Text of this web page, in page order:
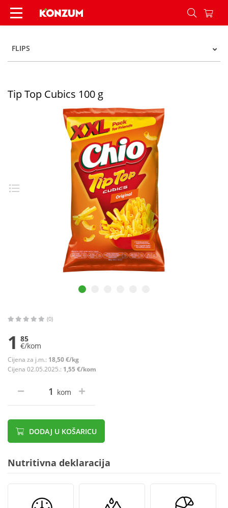
Tip Top Cubics 100 g - Konzum
FLIPS
Tip Top Cubics 100 g
(0)
1 85
€/kom
Cijena za j.m.: 18,50 €/kg
Cijena 02.05.2025.: 1,55 €/kom
kom
DODAJ U KOŠARICU
Nutritivna deklaracija